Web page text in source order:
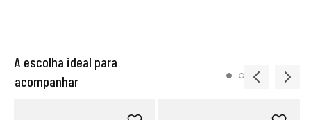
A escolha ideal para
acompanhar